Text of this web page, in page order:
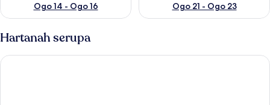
Ogo 14 - Ogo 16
Ogo 21 - Ogo 23
Hartanah serupa
Bright 1 Bedroom Flat Perfect for City Getaway